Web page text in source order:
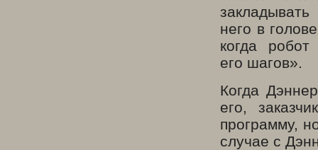
него в
когда
его шагов».
Когда
его,
программу,
случае с